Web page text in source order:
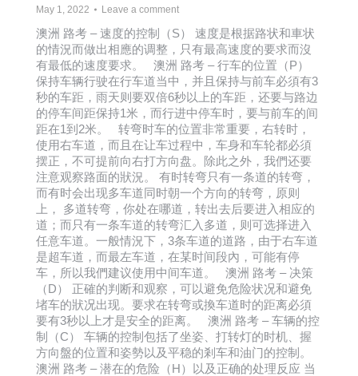
May 1, 2022
Leave a comment
澳洲 路考 – 速度的控制（S） 速度是根据路状和車状
的情況而做出相應的调整，只有最高速度的要求而沒
有最低的速度要求。 澳洲 路考 – 行车的位置（P）
保持车辆行驶在行车道当中，并且保持与前车必須有3
秒的车距，雨天则要双倍6秒以上的车距，还要与路边
的停车间距保持1米，而行进中停车时，要与前车的间
距在1到2米。 转弯时车的位置非常重要，右转时，
使用右车道，而且在让车过程中，车身和车轮都必須
摆正，不可提前向右打方向盘。除此之外，我們还要
注意观察路面的狀況。 有时转弯只有一条道的转弯，
而有时会出现多车道同时朝一个方向的转弯，原则
上， 多道转弯，你处在哪道，转出去后要进入相应的
道；而只有一条车道的转弯汇入多道，则可选择进入
任意车道。一般情況下，3条车道的道路，由于右车道
是超车道，而最左车道，在某时间段內，可能有停
车，所以我們建议使用中间车道。 澳洲 路考 – 决策
（D） 正確的判断和观察，可以避免危险状况和避免
堵车的狀况出现。要求在转弯或換车道时的距离必須
要有3秒以上才是安全的距离。 澳洲 路考 – 车辆的控
制（C） 车辆的控制包括了坐姿、打转灯的时机、握
方向盤的位置和姿勢以及平稳的剎车和油门的控制。
澳洲 路考 – 潜在的危险（H）以及正确的处理反应 当